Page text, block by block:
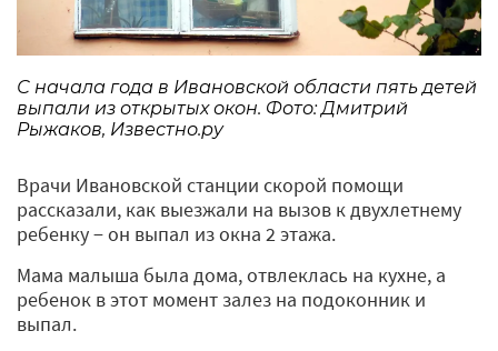
С начала года в Ивановской области пять детей
выпали из открытых окон. Фото: Дмитрий
Рыжаков, Известно.ру
Врачи Ивановской станции скорой помощи
рассказали, как выезжали на вызов к двухлетнему
ребенку − он выпал из окна 2 этажа.
Мама малыша была дома, отвлеклась на кухне, а
ребенок в этот момент залез на подоконник и
выпал.